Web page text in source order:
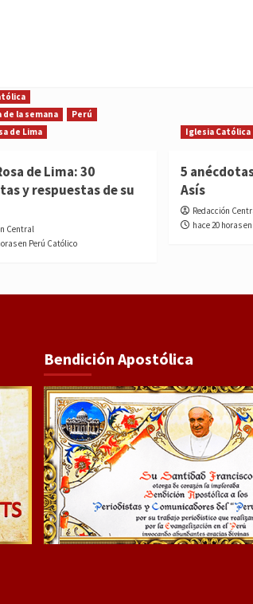
de la semana
Perú
de Lima
de Lima: 30
y respuestas de su
Central
en Perú Católico
Iglesia Católica
5
Asís
Redacción
hace 20 horas
Bendición Apostólica